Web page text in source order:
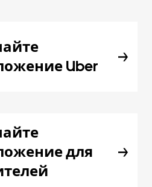
Uber
для